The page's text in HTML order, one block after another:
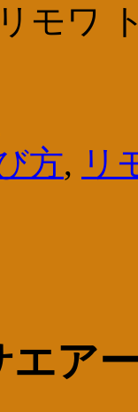
モワ
方, リ
エア